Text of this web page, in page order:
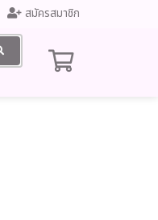
สมัครสมาชิก